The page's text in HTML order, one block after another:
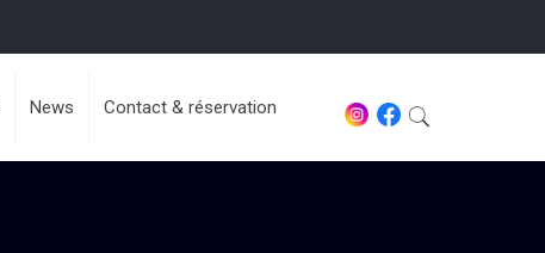
News Contact & réservation